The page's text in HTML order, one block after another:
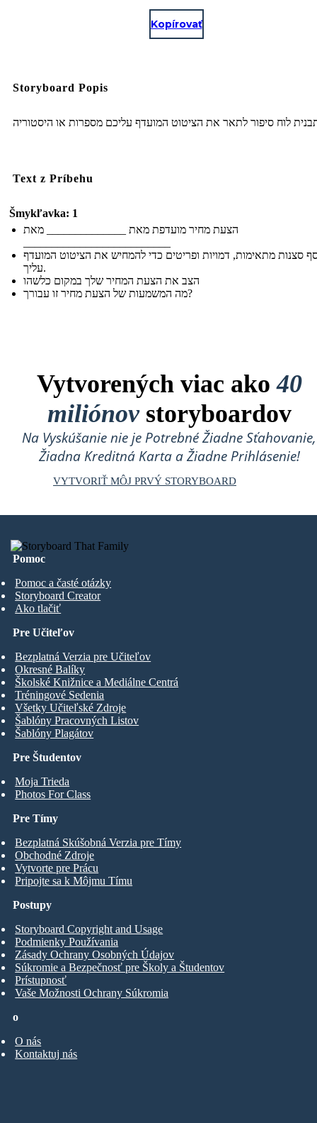
Kopírovať
Storyboard Popis
Text z Príbehu
Šmykľavka: 1
הצעת מחיר מועדפת מאת ______________ מאת
סצנות מתאימות, דמויות ופריטים כדי להמחיש את הציטוט המועדף
עליך.
הצב את הצעת המחיר שלך במקום כלשהו
מה המשמעות של הצעת מחיר זו עבורך?
Vytvorených viac ako40
miliónovstoryboardov
Na Vyskúšanie nie je Potrebné Žiadne Sťahovanie,
Žiadna Kreditná Karta a Žiadne Prihlásenie!
VYTVORIŤ MÔJ PRVÝ STORYBOARD
Pomoc
Pomoc a časté otázky
Storyboard Creator
Ako tlačiť
Pre Študentov
Moja Trieda
Photos For Class
Pre Učiteľov
Bezplatná Verzia pre Učiteľov
Okresné Balíky
Školské Knižnice a Mediálne Centrá
Tréningové Sedenia
Všetky Učiteľské Zdroje
Šablóny Pracovných Listov
Šablóny Plagátov
Pre Tímy
Bezplatná Skúšobná Verzia pre Tímy
Obchodné Zdroje
Vytvorte pre Prácu
Pripojte sa k Môjmu Tímu
o
O nás
Kontaktuj nás
Postupy
Storyboard Copyright and Usage
Podmienky Používania
Zásady Ochrany Osobných Údajov
Súkromie a Bezpečnosť pre Školy a Študentov
Prístupnosť
Vaše Možnosti Ochrany Súkromia